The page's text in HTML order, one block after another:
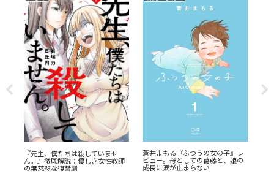
『オサナナジミとカノジョと』た
だの三角関係じゃない、秘密が渦
巻くセクシーサスペンスの魅力と
『捕虜英雄』完全解説！最底辺か
ら駆け上がる至高のカタルシス